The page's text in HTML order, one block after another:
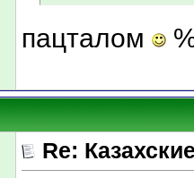
пацталом
Re: